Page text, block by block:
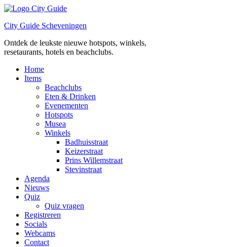
Ga
de
City Guide Scheveningen
Ontdek de leukste nieuwe hotspots, winkels,
resetaurants, hotels en beachclubs.
Home
Items
Beachclubs
Eten & Drinken
Evenementen
Hotspots
Musea
Winkels
Badhuisstraat
Keizerstraat
Prins Willemstraat
Stevinstraat
Agenda
Nieuws
Quiz
Quiz vragen
Registreren
Socials
Webcams
Contact